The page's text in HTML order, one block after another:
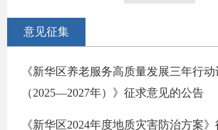
意见征集
《新华区养老服务高质量发展三年行动
（2025—2027年）》征求意见的公告
《新华区2024年度地质灾害防治方案